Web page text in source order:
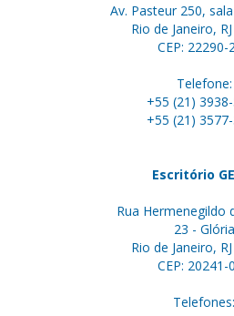
Av. Pasteur 250,
Rio de Janeiro,
CEP: 22290-
Telefone:
+55 (21)
+55 (21)
Escritório
Rua Hermenegildo
23 - Glória
Rio de Janeiro,
CEP: 20241-
Telefones: